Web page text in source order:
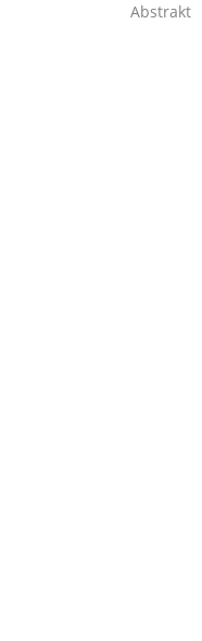
Abstrakt